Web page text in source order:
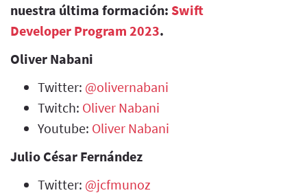
nuestra última formación: Swift
Developer Program 2023.
Oliver Nabani
Twitter: @olivernabani
Twitch: Oliver Nabani
Youtube: Oliver Nabani
Julio César Fernández
Twitter: @jcfmunoz